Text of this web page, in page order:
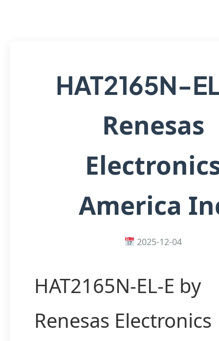
HAT2165N-
Renesas
America
2025-12-04
HAT2165N-EL-E by
Renesas Electronics